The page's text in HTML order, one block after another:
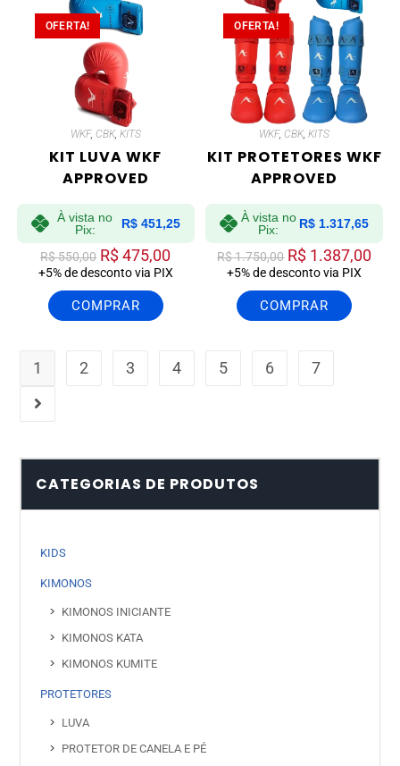
OFERTA!
WKF, CBK, KITS
KIT LUVA WKF
APPROVED
À vista no
Pix:
R$451,25
R$550,00 R$475,00
+5% de desconto via PIX
COMPRAR
OFERTA!
WKF, CBK,KITS
KIT PROTETORES WKF
APPROVED
À vista no
Pix:
R$ 1.317,65
R$1.750,00 R$ 1.387,00
+5% de desconto via PIX
COMPRAR
1 2 3 4 5 6 7
CATEGORIAS DE PRODUTOS
KIDS
KIMONOS
KIMONOS INICIANTE
KIMONOS KATA
KIMONOS KUMITE
PROTETORES
LUVA
PROTETOR DE CANELA E PÉ